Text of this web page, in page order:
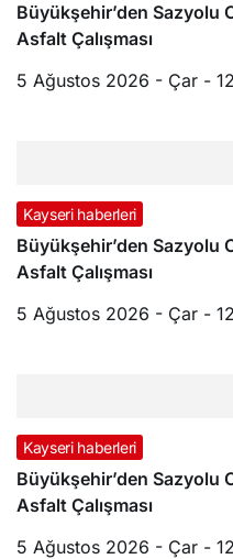
Büyükşehir’den Sazyolu
Asfalt Çalışması
5 Ağustos 2026 - Çar -
Kayseri haberleri
Büyükşehir’den Sazyolu
Asfalt Çalışması
5 Ağustos 2026 - Çar -
Kayseri haberleri
Büyükşehir’den Sazyolu
Asfalt Çalışması
5 Ağustos 2026 - Çar -